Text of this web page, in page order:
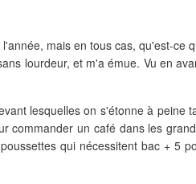
mais en tous cas, qu'est-ce
lourdeur, et m'a émue. Vu en
lesquelles on s'étonne à peine
commander un café dans les
qui nécessitent bac + 5